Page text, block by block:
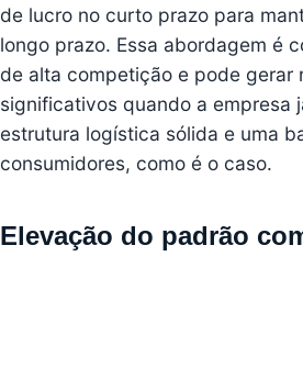
de lucro no curto prazo para
longo prazo. Essa abordagem é
de alta competição e pode gerar
significativos quando a empresa
estrutura logística sólida e uma
consumidores, como é o caso.
Elevação do padrão